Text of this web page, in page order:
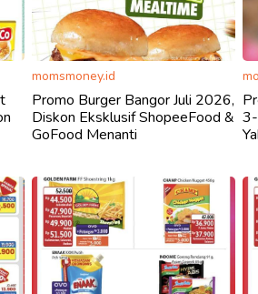
momsmoney.id
Promo Burger Bangor Juli 2026,
Diskon Eksklusif ShopeeFood &
GoFood Menanti